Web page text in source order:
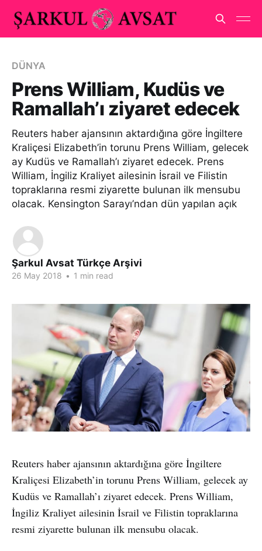
DÜNYA
Prens William, Kudüs ve
Ramallah’ı ziyaret edecek
Reuters haber ajansının aktardığına göre İngiltere
Kraliçesi Elizabeth’in torunu Prens William, gelecek
ay Kudüs ve Ramallah’ı ziyaret edecek. Prens
William, İngiliz Kraliyet ailesinin İsrail ve Filistin
topraklarına resmi ziyarette bulunan ilk mensubu
olacak. Kensington Sarayı’ndan dün yapılan açık
Şarkul Avsat Türkçe Arşivi
26 May 2018 • 1 min read
Reuters haber ajansının aktardığına göre İngiltere
Kraliçesi Elizabeth’in torunu Prens William, gelecek ay
Kudüs ve Ramallah’ı ziyaret edecek. Prens William,
İngiliz Kraliyet ailesinin İsrail ve Filistin topraklarına
resmi ziyarette bulunan ilk mensubu olacak.